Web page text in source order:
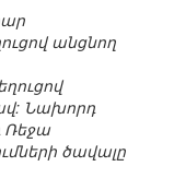
անցնող
Նախորդ
Ռեջա
ծավալը